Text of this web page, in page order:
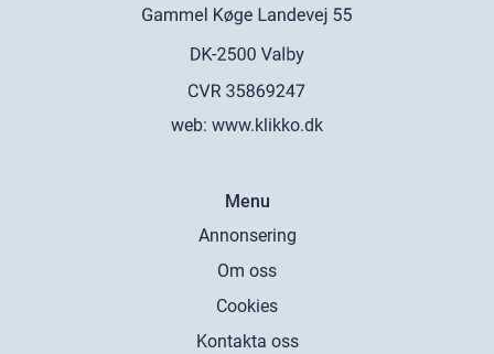
web: www.klikko.dk
Menu
Annonsering
Om oss
Cookies
Kontakta oss